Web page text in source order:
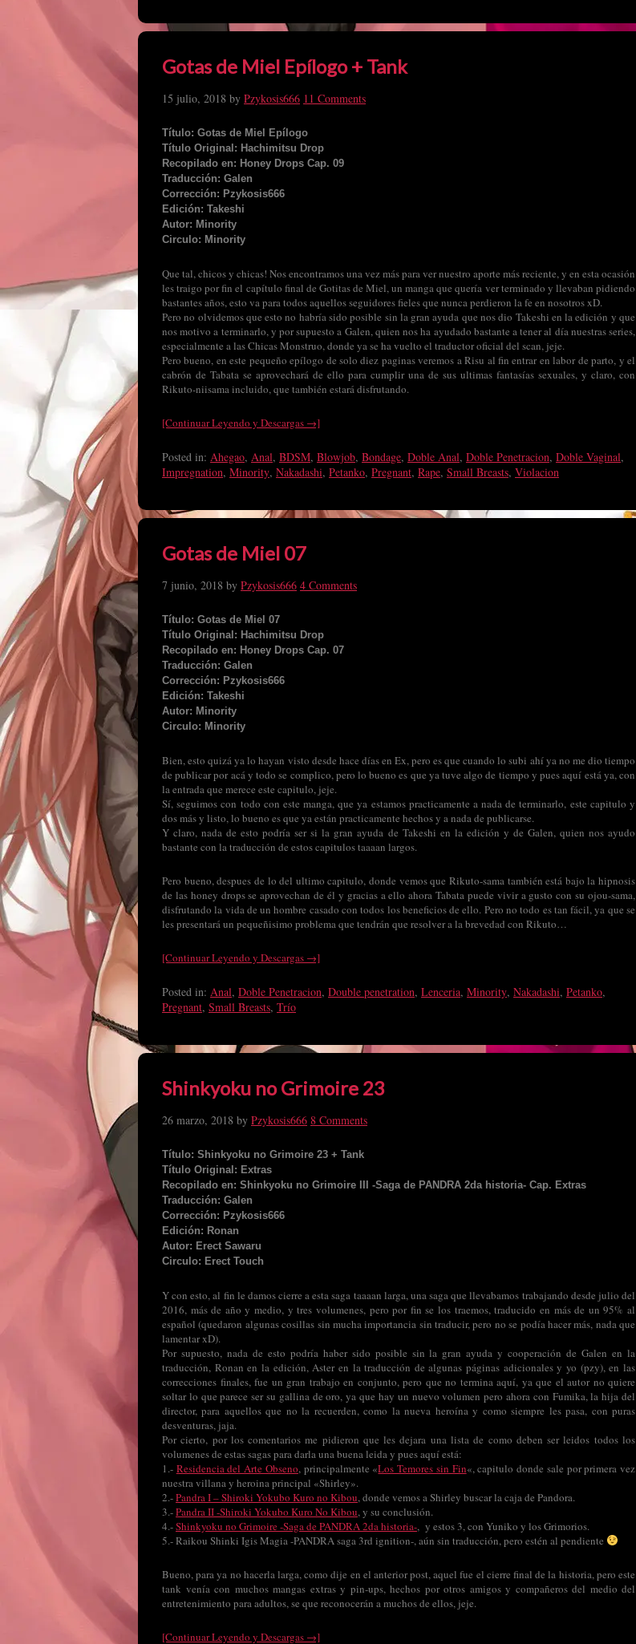
Gotas de Miel Epílogo + Tank
15 julio, 2018 by Pzykosis666 11 Comments
Título: Gotas de Miel Epílogo
Título Original: Hachimitsu Drop
Recopilado en: Honey Drops Cap. 09
Traducción: Galen
Corrección: Pzykosis666
Edición: Takeshi
Autor: Minority
Circulo: Minority
Que tal, chicos y chicas! Nos encontramos una vez más para ver nuestro aporte más reciente, y en esta ocasión
les traigo por fin el capítulo final de Gotitas de Miel, un manga que quería ver terminado y llevaban pidiendo
bastantes años, esto va para todos aquellos seguidores fieles que nunca perdieron la fe en nosotros xD.
Pero no olvidemos que esto no habría sido posible sin la gran ayuda que nos dio Takeshi en la edición y que
nos motivo a terminarlo, y por supuesto a Galen, quien nos ha ayudado bastante a tener al día nuestras series,
especialmente a las Chicas Monstruo, donde ya se ha vuelto el traductor oficial del scan, jeje.
Pero bueno, en este pequeño epílogo de solo diez paginas veremos a Risu al fin entrar en labor de parto, y el
cabrón de Tabata se aprovechará de ello para cumplir una de sus ultimas fantasías sexuales, y claro, con
Rikuto-niisama incluido, que también estará disfrutando.
[Continuar Leyendo y Descargas →]
Posted in: Ahegao, Anal, BDSM, Blowjob, Bondage, Doble Anal, Doble Penetracion, Doble Vaginal,
Impregnation, Minority, Nakadashi, Petanko, Pregnant, Rape, Small Breasts, Violacion
Gotas de Miel 07
7 junio, 2018 by Pzykosis666 4 Comments
Título: Gotas de Miel 07
Título Original: Hachimitsu Drop
Recopilado en: Honey Drops Cap. 07
Traducción: Galen
Corrección: Pzykosis666
Edición: Takeshi
Autor: Minority
Circulo: Minority
Bien, esto quizá ya lo hayan visto desde hace días en Ex, pero es que cuando lo subi ahí ya no me dio tiempo
de publicar por acá y todo se complico, pero lo bueno es que ya tuve algo de tiempo y pues aquí está ya, con
la entrada que merece este capitulo, jeje.
Sí, seguimos con todo con este manga, que ya estamos practicamente a nada de terminarlo, este capitulo y
dos más y listo, lo bueno es que ya están practicamente hechos y a nada de publicarse.
Y claro, nada de esto podría ser si la gran ayuda de Takeshi en la edición y de Galen, quien nos ayudo
bastante con la traducción de estos capitulos taaaan largos.
Pero bueno, despues de lo del ultimo capitulo, donde vemos que Rikuto-sama también está bajo la hipnosis
de las honey drops se aprovechan de él y gracias a ello ahora Tabata puede vivir a gusto con su ojou-sama,
disfrutando la vida de un hombre casado con todos los beneficios de ello. Pero no todo es tan fácil, ya que se
les presentará un pequeñisimo problema que tendrán que resolver a la brevedad con Rikuto…
[Continuar Leyendo y Descargas →]
Posted in: Anal, Doble Penetracion, Double penetration, Lenceria, Minority, Nakadashi, Petanko,
Pregnant, Small Breasts, Trío
Shinkyoku no Grimoire 23
26 marzo, 2018 by Pzykosis666 8 Comments
Título: Shinkyoku no Grimoire 23 + Tank
Título Original: Extras
Recopilado en: Shinkyoku no Grimoire III -Saga de PANDRA 2da historia- Cap. Extras
Traducción: Galen
Corrección: Pzykosis666
Edición: Ronan
Autor: Erect Sawaru
Circulo: Erect Touch
Y con esto, al fin le damos cierre a esta saga taaaan larga, una saga que llevabamos trabajando desde julio del
2016, más de año y medio, y tres volumenes, pero por fin se los traemos, traducido en más de un 95% al
español (quedaron algunas cosillas sin mucha importancia sin traducir, pero no se podía hacer más, nada que
lamentar xD).
Por supuesto, nada de esto podría haber sido posible sin la gran ayuda y cooperación de Galen en la
traducción, Ronan en la edición, Aster en la traducción de algunas páginas adicionales y yo (pzy), en las
correcciones finales, fue un gran trabajo en conjunto, pero que no termina aquí, ya que el autor no quiere
soltar lo que parece ser su gallina de oro, ya que hay un nuevo volumen pero ahora con Fumika, la hija del
director, para aquellos que no la recuerden, como la nueva heroína y como siempre les pasa, con puras
desventuras, jaja.
Por cierto, por los comentarios me pidieron que les dejara una lista de como deben ser leidos todos los
volumenes de estas sagas para darla una buena leida y pues aquí está:
1.- Residencia del Arte Obseno, principalmente «Los Temores sin Fin«, capitulo donde sale por primera vez
nuestra villana y heroina principal «Shirley».
2.-Pandra I – Shiroki Yokubo Kuro no Kibou, donde vemos a Shirley buscar la caja de Pandora.
3.-Pandra II -Shiroki Yokubo Kuro No Kibou, y su conclusión.
4.-Shinkyoku no Grimoire -Saga de PANDRA 2da historia-, y estos 3, con Yuniko y los Grimorios.
5.- Raikou Shinki Igis Magia -PANDRA saga 3rd ignition-, aún sin traducción, pero estén al pendiente
Bueno, para ya no hacerla larga, como dije en el anterior post, aquel fue el cierre final de la historia, pero este
tank venía con muchos mangas extras y pin-ups, hechos por otros amigos y compañeros del medio del
entretenimiento para adultos, se que reconocerán a muchos de ellos, jeje.
[Continuar Leyendo y Descargas →]